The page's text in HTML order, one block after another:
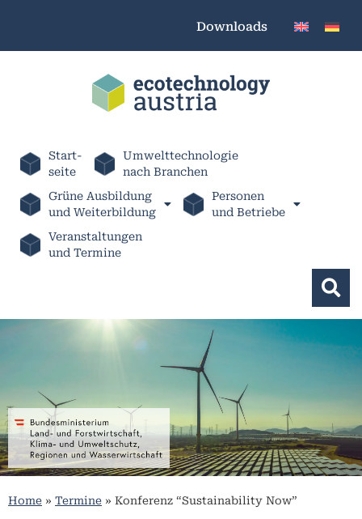
Downloads
Start-
seite
Umwelttechnologie
nach Branchen
Grüne Ausbildung
und Weiterbildung
Personen
und Betriebe
Veranstaltungen
und Termine
Home » Termine » Konferenz “Sustainability Now”